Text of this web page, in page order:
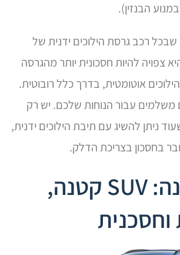
הבנזין).
רכב גרסת הילוכים ידנית של
צפויה להיות חסכונית יותר מהגרסה
אוטומטית, בדרך כלל רובוטית.
משלמים עבור הנוחות שלכם. יש רק
ניתן להשיג עם תיבת הילוכים ידנית,
בחסכון בצריכת הדלק.
יונדאי קונה: SUV קטנה,
וחסכנית